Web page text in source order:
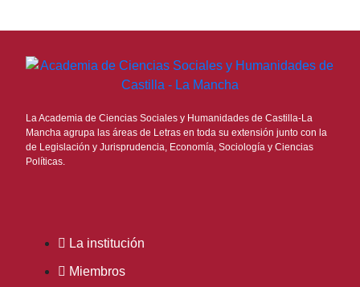
La Academia de Ciencias Sociales y Humanidades de Castilla-La
Mancha agrupa las áreas de Letras en toda su extensión junto con la
de Legislación y Jurisprudencia, Economía, Sociología y Ciencias
Políticas.
La institución
Miembros